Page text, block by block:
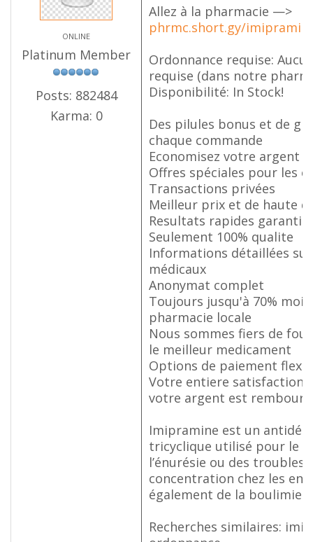
ONLINE
Platinum Member
Posts: 882484
Karma: 0
Allez à la pharmacie —>
phrmc.short.gy/
Ordonnance requise:
requise (dans notre
Disponibilité: In Stock!
Des pilules bonus et de
chaque commande
Economisez votre argent
Offres spéciales pour les
Transactions privées
Meilleur prix et de haute
Resultats rapides garantis
Seulement 100% qualite
Informations détaillées
médicaux
Anonymat complet
Toujours jusqu'à 70%
pharmacie locale
Nous sommes fiers de
le meilleur medicament
Options de paiement
Votre entiere satisfaction
votre argent est
Imipramine est un
tricyclique utilisé pour le
l’énurésie ou des troubles
concentration chez les
également de la boulimie
Recherches similaires: